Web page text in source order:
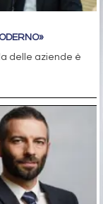
delle aziende è